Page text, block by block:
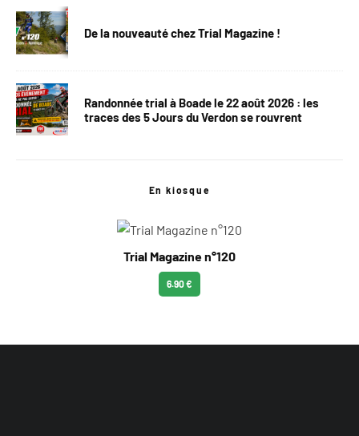
De la nouveauté chez Trial Magazine !
Randonnée trial à Boade le 22 août 2026 : les
traces des 5 Jours du Verdon se rouvrent
En kiosque
Trial Magazine n°120
6.90 €